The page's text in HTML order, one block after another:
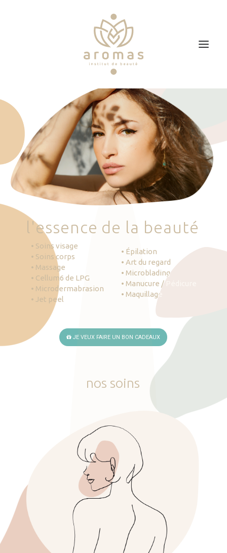
Soins
Je veux faire un bon cadeau
Plan d’accès
Prendre RDV
'essence de la beauté
• Soins visage
• Soins corps
• Massage
• Cellum6 de LPG
• Microdermabrasion
• Jet peel
• Épilation
• Art du regard
• Microblading
• Manucure / Pédicure
• Maquillage
JE VEUX FAIRE UN BON CADEAUX
nos soins